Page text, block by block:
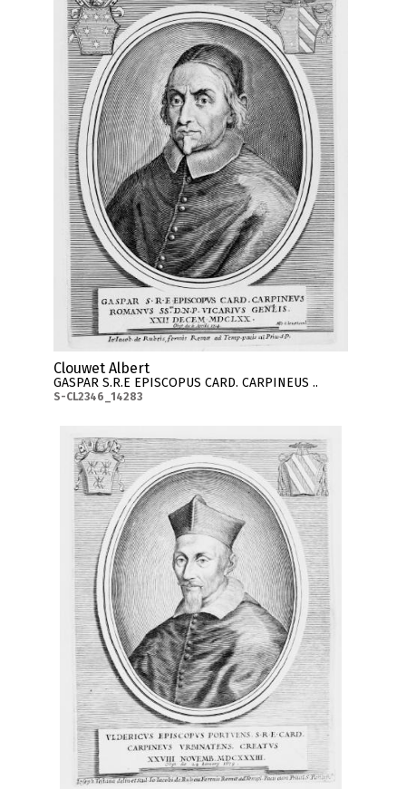
Clouwet Albert
GASPAR S.R.E EPISCOPUS CARD. CARPINEUS ..
S-CL2346_14283